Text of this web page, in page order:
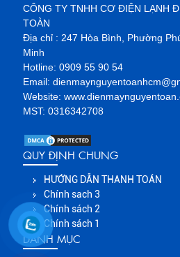
CÔNG TY TNHH CƠ ĐIỆN LẠNH
TOÀN
Địa chỉ : 247 Hòa Bình, Phường
Minh
Hotline: 0909 55 90 54
Email:
Website:
MST:0316342708
QUY ĐỊNH CHUNG
HƯỚNG DẪN THANH TOÁN
Chính sach 3
Chính sách 2
Chính sách 1
DANH MỤC